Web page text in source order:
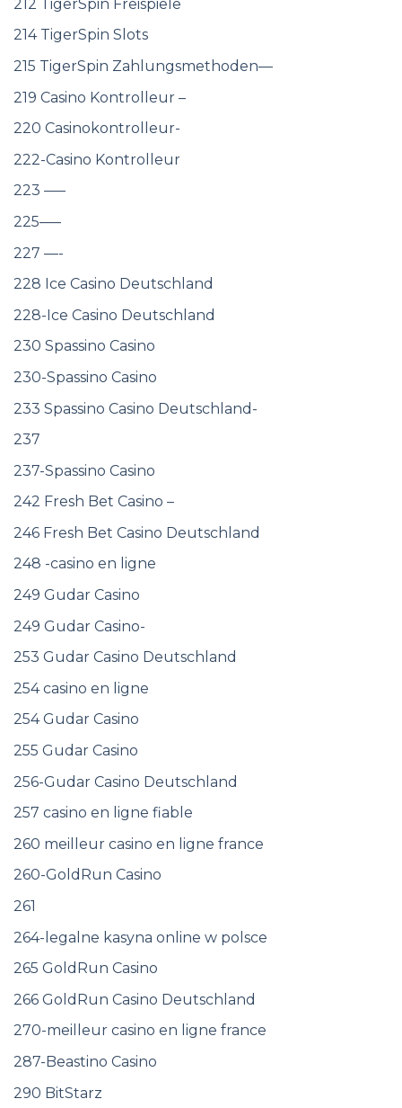
212 TigerSpin Freispiele
214 TigerSpin Slots
215 TigerSpin Zahlungsmethoden—
219 Casino Kontrolleur –
220 Casinokontrolleur-
222-Casino Kontrolleur
223 —–
225—–
227 —-
228 Ice Casino Deutschland
228-Ice Casino Deutschland
230 Spassino Casino
230-Spassino Casino
233 Spassino Casino Deutschland-
237
237-Spassino Casino
242 Fresh Bet Casino –
246 Fresh Bet Casino Deutschland
248 -casino en ligne
249 Gudar Casino
249 Gudar Casino-
253 Gudar Casino Deutschland
254 casino en ligne
254 Gudar Casino
255 Gudar Casino
256-Gudar Casino Deutschland
257 casino en ligne fiable
260 meilleur casino en ligne france
260-GoldRun Casino
261
264-legalne kasyna online w polsce
265 GoldRun Casino
266 GoldRun Casino Deutschland
270-meilleur casino en ligne france
287-Beastino Casino
290 BitStarz